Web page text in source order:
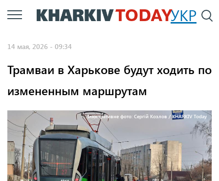
Перейти
к
УКР
14 мая, 2026 - 09:34
Трамваи в Харькове будут ходить по
измененным маршрутам
Ілюстративне фото: Сергій Козлов / KHARKIV Today